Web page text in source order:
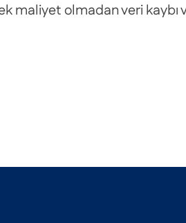
maliyet olmadan veri kaybı